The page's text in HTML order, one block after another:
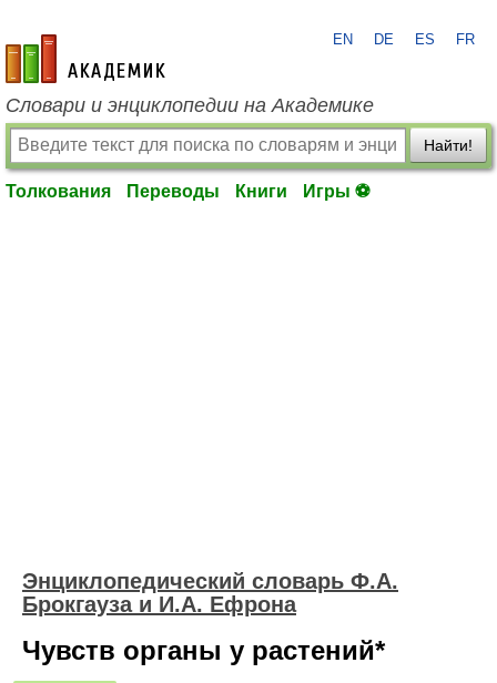
academic.ru
EN DE ES FR
Словари и энциклопедии на Академике
Найти!
Толкования Переводы Книги Игры ⚽
Энциклопедический словарь Ф.А.
Брокгауза и И.А. Ефрона
Чувств органы у растений*